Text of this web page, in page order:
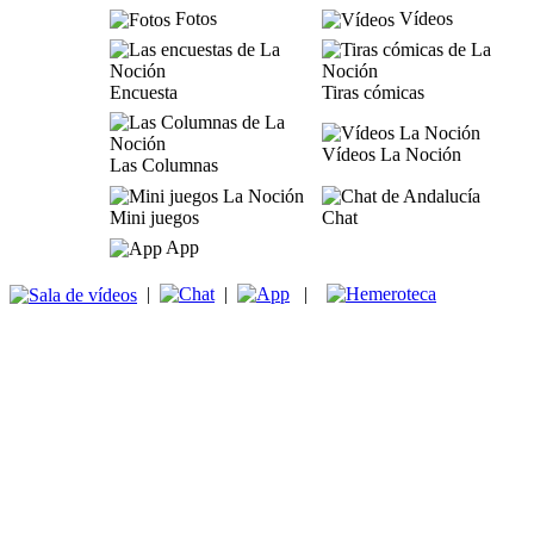
Fotos
Vídeos
Encuesta Tiras cómicas
Las Columnas
Vídeos La Noción
Mini juegos
Chat
App
| | |